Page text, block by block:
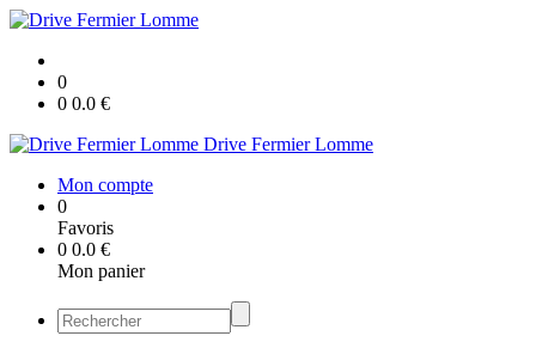
0
0 0.0 €
Drive Fermier Lomme
Mon compte
0
Favoris
0 0.0 €
Mon panier